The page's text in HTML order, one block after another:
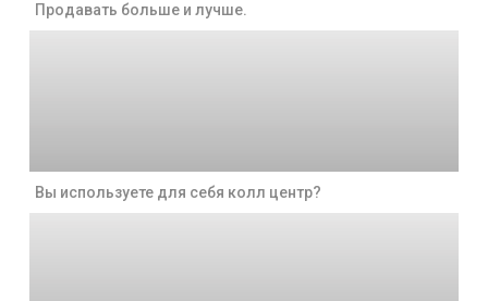
Продавать больше и лучше.
Вы используете для себя колл центр?